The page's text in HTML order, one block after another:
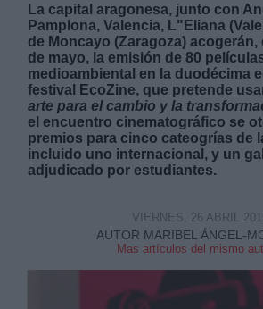
La capital aragonesa, junto con
Pamplona, Valencia, L"Eliana
de Moncayo (Zaragoza) acogerán,
de mayo, la emisión de 80
medioambiental en la duodécima
festival EcoZine, que pretende
arte para el cambio y la
el encuentro cinematográfico se
premios para cinco cateogrías de
incluido uno internacional, y un
adjudicado por estudiantes.
AUTOR MARIBEL ÁNGEL-
Mas artículos del mismo
VIERNES, 26 ABRIL